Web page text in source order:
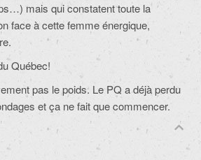
mais qui constatent toute la
face à cette femme énergique,
Québec!
pas le poids. Le PQ a déjà perdu
et ça ne fait que commencer.